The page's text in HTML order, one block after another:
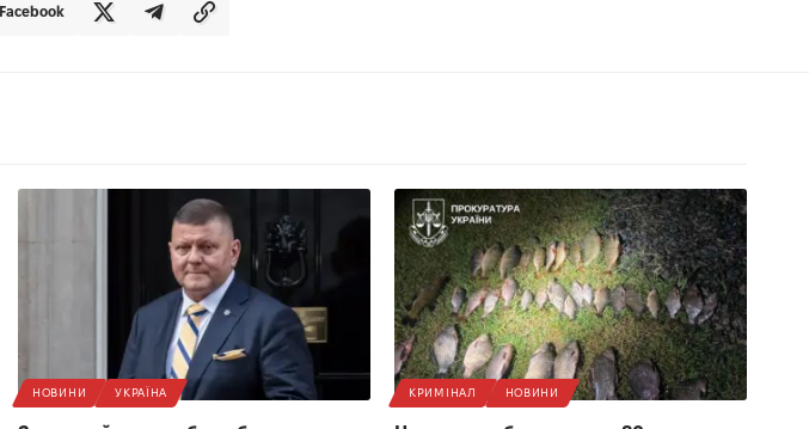
Facebook
НОВИНИ УКРАЇНА КРИМІНАЛ НОВИНИ